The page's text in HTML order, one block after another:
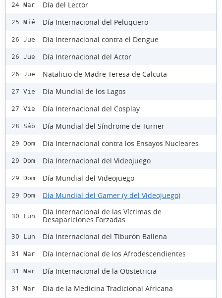
24 Mar Día del Lector
25 Mié Día Internacional del Peluquero
26 Jue Día Internacional contra el Dengue
26 Jue Día Internacional del Actor
26 Jue Natalicio de Madre Teresa de Calcuta
27 Vie Día Mundial de los Lagos
27 Vie Día Internacional del Cosplay
28 Sáb Día Mundial del Síndrome de Turner
29 Dom Día Internacional contra los Ensayos Nucleares
29 Dom Día Internacional del Videojuego
29 Dom Día Mundial del Videojuego
29 Dom Día Mundial del Gamer (y del Videojuego)
30 Lun
Día Internacional de las Víctimas de
Desapariciones Forzadas
30 Lun Día Internacional del Tiburón Ballena
31 Mar Día Internacional de los Afrodescendientes
31 Mar Día Internacional de la Obstetricia
31 Mar Día de la Medicina Tradicional Africana